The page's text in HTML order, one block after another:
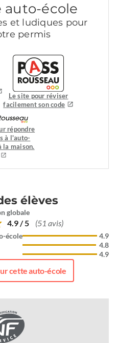
auto-école
et ludiques pour
permis
Le site pour réviser
facilement son code
répondre
à l'auto-
la maison.
élèves
globale
4.9 / 5 (51 avis)
école
4.9
4.8
4.9
cette auto-école